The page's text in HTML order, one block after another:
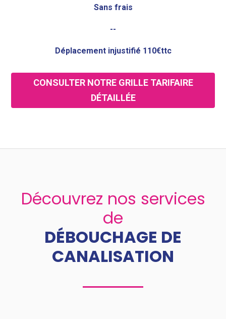
Sans frais
--
Déplacement injustifié 110€ttc
CONSULTER NOTRE GRILLE TARIFAIRE
DÉTAILLÉE
Découvrez nos services
de
DÉBOUCHAGE DE
CANALISATION